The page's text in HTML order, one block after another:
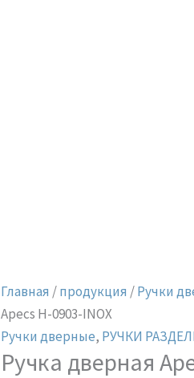
Главная /продукция /Ручки
Apecs H-0903-INOX
Ручки дверные, РУЧКИ
Ручка дверная